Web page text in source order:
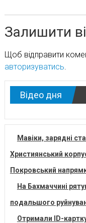
Залишити
Щоб відправити
авторизуватись.
Відео дня
Мавіки, зарядні
Християнський
Покровський
На Бахмаччині
подальшого
Отримали ID-